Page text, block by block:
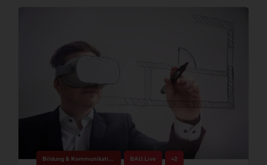
Bildung & Kommunikation BAU.Live +2